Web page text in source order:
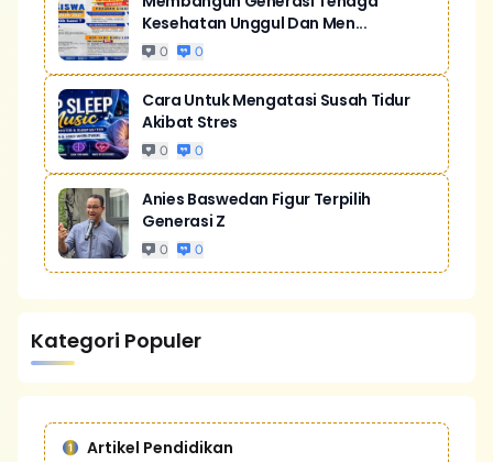
Kesehatan Unggul Dan Men...
0 0
Cara Untuk Mengatasi Susah Tidur
Akibat Stres
0 0
Anies Baswedan Figur Terpilih
Generasi Z
0 0
Kategori Populer
Artikel Pendidikan